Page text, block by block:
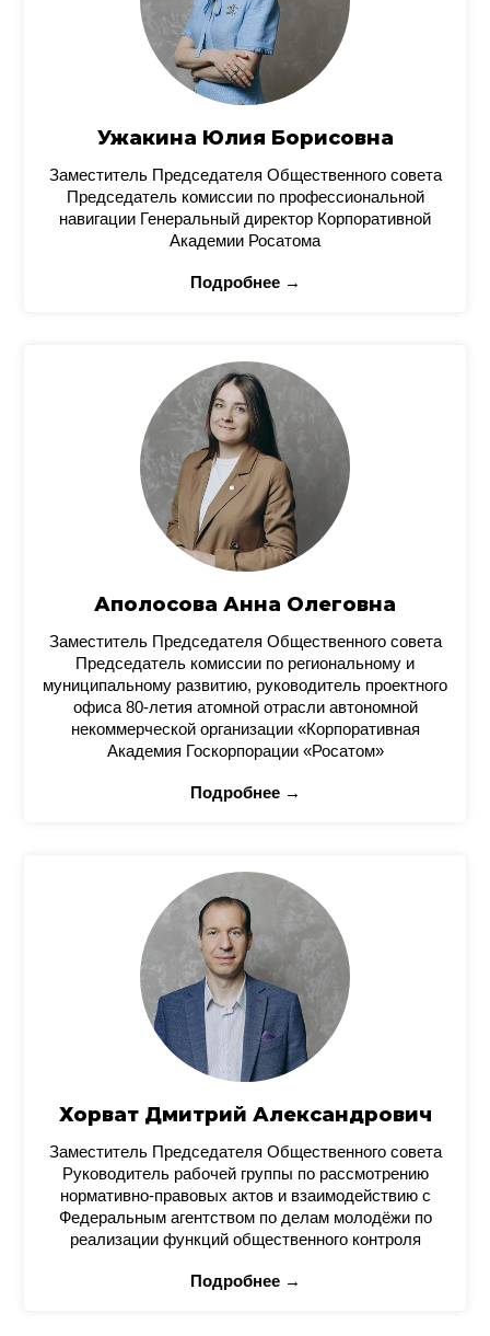
Ужакина Юлия Борисовна
Заместитель Председателя Общественного совета
Председатель комиссии по профессиональной
навигации Генеральный директор Корпоративной
Академии Росатома
Подробнее →
Аполосова Анна Олеговна
Заместитель Председателя Общественного совета
Председатель комиссии по региональному и
муниципальному развитию, руководитель проектного
офиса 80-летия атомной отрасли автономной
некоммерческой организации «Корпоративная
Академия Госкорпорации «Росатом»
Подробнее →
Хорват Дмитрий Александрович
Заместитель Председателя Общественного совета
Руководитель рабочей группы по рассмотрению
нормативно-правовых актов и взаимодействию с
Федеральным агентством по делам молодёжи по
реализации функций общественного контроля
Подробнее →